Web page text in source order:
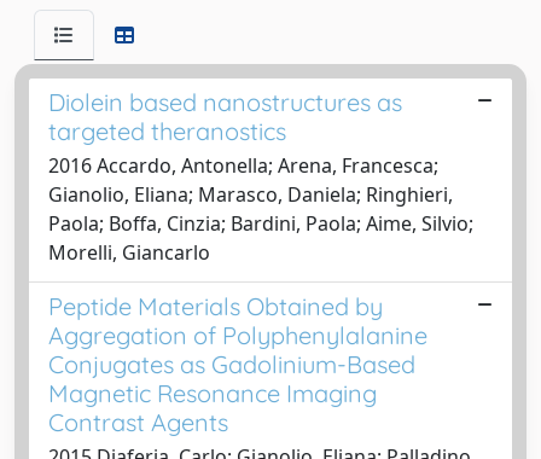
Diolein based nanostructures as
targeted theranostics
2016 Accardo, Antonella; Arena, Francesca;
Gianolio, Eliana; Marasco, Daniela; Ringhieri,
Paola; Boffa, Cinzia; Bardini, Paola; Aime, Silvio;
Morelli, Giancarlo
Peptide Materials Obtained by
Aggregation of Polyphenylalanine
Conjugates as Gadolinium-Based
Magnetic Resonance Imaging
Contrast Agents